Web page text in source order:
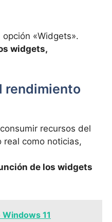
«Widgets».
widgets,⁢
⁣rendimiento
‌recursos del
⁣real como noticias,
de ‍los widgets
11